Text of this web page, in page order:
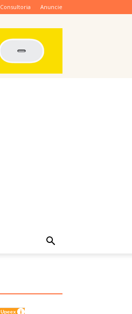
Consultoria Anuncie